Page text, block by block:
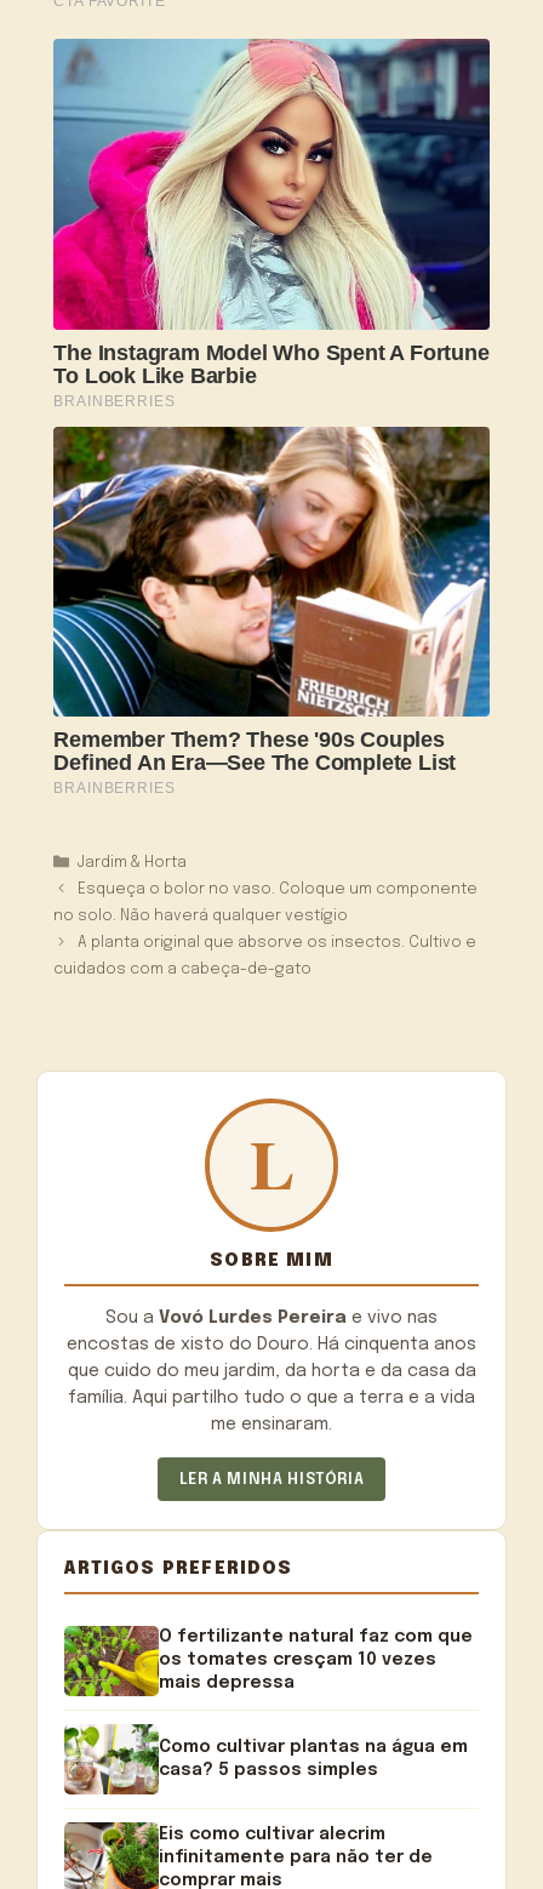
Categorias
Jardim & Horta
Esqueça o bolor no vaso. Coloque um componente
no solo. Não haverá qualquer vestígio
A planta original que absorve os insectos. Cultivo e
cuidados com a cabeça-de-gato
SOBRE MIM
Sou a Vovó Lurdes Pereira e vivo nas
encostas de xisto do Douro. Há cinquenta anos
que cuido do meu jardim, da horta e da casa da
família. Aqui partilho tudo o que a terra e a vida
me ensinaram.
LER A MINHA HISTÓRIA
ARTIGOS PREFERIDOS
O fertilizante natural faz com que
os tomates cresçam 10 vezes
mais depressa
Como cultivar plantas na água em
casa? 5 passos simples
Eis como cultivar alecrim
infinitamente para não ter de
comprar mais